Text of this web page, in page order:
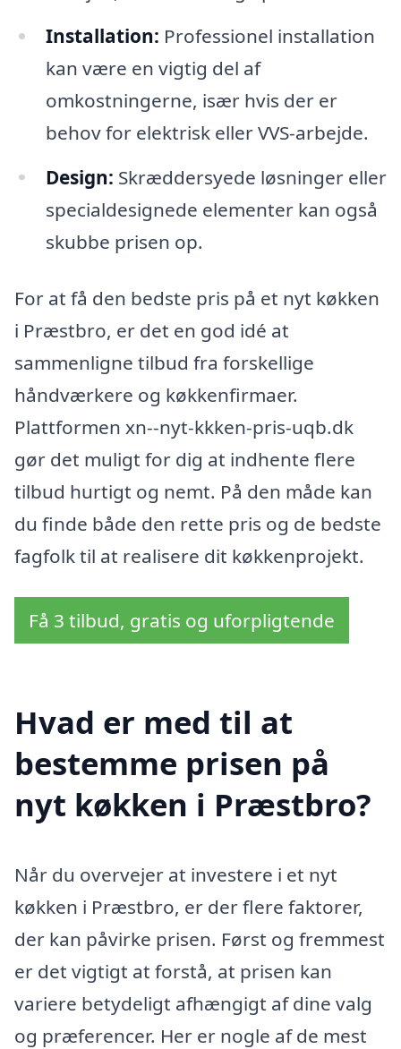
Installation: Professionel installation
kan være en vigtig del af
omkostningerne, især hvis der er
behov for elektrisk eller VVS-arbejde.
Design: Skræddersyede løsninger eller
specialdesignede elementer kan også
skubbe prisen op.
For at få den bedste pris på et nyt køkken
i Præstbro, er det en god idé at
sammenligne tilbud fra forskellige
håndværkere og køkkenfirmaer.
Plattformen xn--nyt-kkken-pris-uqb.dk
gør det muligt for dig at indhente flere
tilbud hurtigt og nemt. På den måde kan
du finde både den rette pris og de bedste
fagfolk til at realisere dit køkkenprojekt.
Få 3 tilbud, gratis og uforpligtende
Hvad er med til at
bestemme prisen på
nyt køkken i Præstbro?
Når du overvejer at investere i et nyt
køkken i Præstbro, er der flere faktorer,
der kan påvirke prisen. Først og fremmest
er det vigtigt at forstå, at prisen kan
variere betydeligt afhængigt af dine valg
og præferencer. Her er nogle af de mest